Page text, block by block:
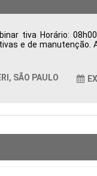
tiva Horário:
e de
de desempenho
Formação
SÃO PAULO